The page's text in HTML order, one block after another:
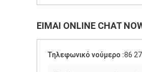
ΕΊΜΑΙ ONLINE CHAT
Τηλεφωνικό νούμερο :86